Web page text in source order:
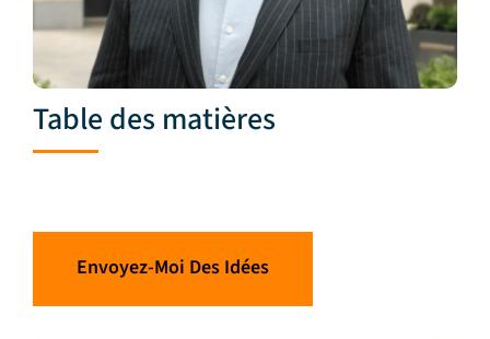
Table des matières
Envoyez-Moi Des Idées